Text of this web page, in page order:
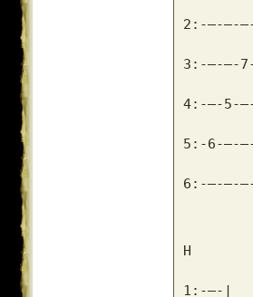
2:-–-–-
3:-–-–-
4:-–-5-
5:-6-–-
6:-–-–-
H
1:-–-|